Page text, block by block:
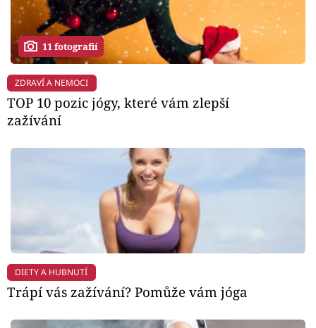
11 fotografií
ZDRAVÍ A NEMOCI
TOP 10 pozic jógy, které vám zlepší
zažívání
DIETY A HUBNUTÍ
Trápí vás zažívání? Pomůže vám jóga